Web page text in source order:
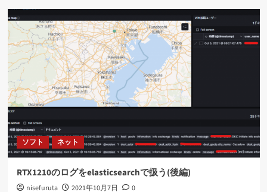
ソフト ネット
RTX1210のログをelasticsearchで扱う(後編)
nisefuruta 2021年10月7日 0